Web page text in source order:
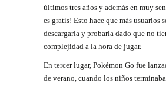
últimos tres años y además en muy
es gratis! Esto hace que más usuarios
descargarla y probarla dado que no
complejidad a la hora de jugar.
En tercer lugar, Pokémon Go fue
de verano, cuando los niños